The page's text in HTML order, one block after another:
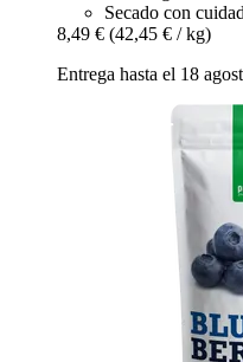
Secado con
8,49 € (42,45 € / kg)
Entrega hasta el 18